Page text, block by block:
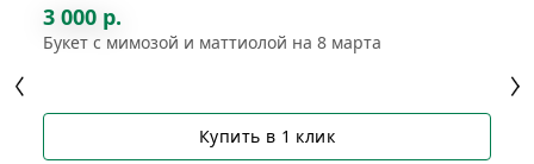
3 000 р.
Букет с мимозой и маттиолой на 8 марта
Купить в 1 клик